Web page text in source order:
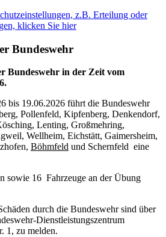
z.B. Erteilung oder
klicken Sie hier
Bundeswehr
Bundeswehr in der Zeit vom
bis 19.06.2026 führt die Bundeswehr
Pollenfeld, Kipfenberg, Denkendorf,
Lenting, Großmehring,
Wellheim, Eichstätt, Gaimersheim,
Böhmfeld und Schernfeld eine
sowie 16 Fahrzeuge an der Übung
durch die Bundeswehr sind über
Dienstleistungszentrum
1, zu melden.